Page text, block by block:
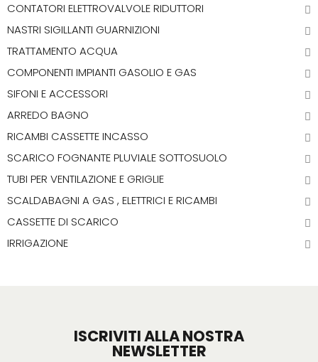
CONTATORI ELETTROVALVOLE RIDUTTORI
NASTRI SIGILLANTI GUARNIZIONI
TRATTAMENTO ACQUA
COMPONENTI IMPIANTI GASOLIO E GAS
SIFONI E ACCESSORI
ARREDO BAGNO
RICAMBI CASSETTE INCASSO
SCARICO FOGNANTE PLUVIALE SOTTOSUOLO
TUBI PER VENTILAZIONE E GRIGLIE
SCALDABAGNI A GAS , ELETTRICI E RICAMBI
CASSETTE DI SCARICO
IRRIGAZIONE
ISCRIVITI ALLA NOSTRA
NEWSLETTER